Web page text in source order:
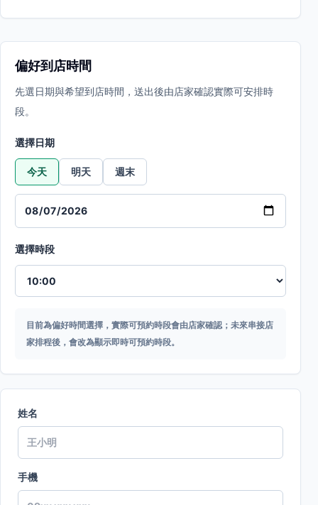
偏好到店時間
先選日期與希望到店時間，送出後由店家確認實際可安排時
段。
選擇日期
今天 明天 週末
選擇時段
目前為偏好時間選擇，實際可預約時段會由店家確認；未來串接店
家排程後，會改為顯示即時可預約時段。
姓名
手機